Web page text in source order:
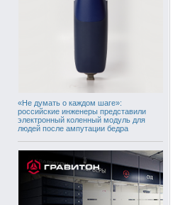
«Не думать о каждом шаге»:
российские инженеры представили
электронный коленный модуль для
людей после ампутации бедра